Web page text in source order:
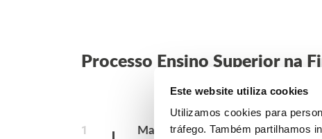
Este website utiliza cookies
Utilizamos cookies para
tráfego. Também partilhamos
Processo Ensino Superior na
1 Marcar Reunião